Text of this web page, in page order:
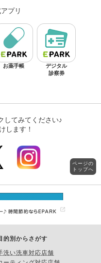
的別からさがす
洗い洗車対応店舗
ページの
トップへ